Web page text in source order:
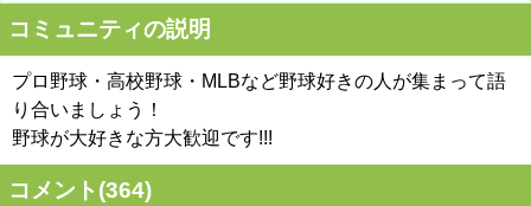
コミュニティの説明
プロ野球・高校野球・MLBなど野球好きの人が集まって語
り合いましょう！
野球が大好きな方大歓迎です!!!
コメント(364)